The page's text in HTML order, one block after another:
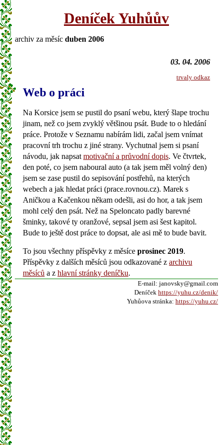
Deníček Yuhůův
archiv za měsíc duben 2006
03. 04. 2006
trvaly odkaz
Web o práci
Na Korsice jsem se pustil do psaní webu, který šlape trochu
jinam, než co jsem zvyklý většinou psát. Bude to o hledání
práce. Protože v Seznamu nabírám lidi, začal jsem vnímat
pracovní trh trochu z jiné strany. Vychutnal jsem si psaní
návodu, jak napsat motivační a průvodní dopis. Ve čtvrtek,
den poté, co jsem naboural auto (a tak jsem měl volný den)
jsem se zase pustil do sepisování postřehů, na kterých
webech a jak hledat práci (prace.rovnou.cz). Marek s
Aničkou a Kačenkou někam odešli, asi do hor, a tak jsem
mohl celý den psát. Než na Speloncato padly barevné
šminky, takové ty oranžové, sepsal jsem asi šest kapitol.
Bude to ještě dost práce to dopsat, ale asi mě to bude bavit.
To jsou všechny příspěvky z měsíce prosinec 2019.
Příspěvky z dalších měsíců jsou odkazované z archivu
měsíců a z hlavní stránky deníčku.
E-mail: janovsky@gmail.com
Deníček https://yuhu.cz/denik/
Yuhůova stránka: https://yuhu.cz/